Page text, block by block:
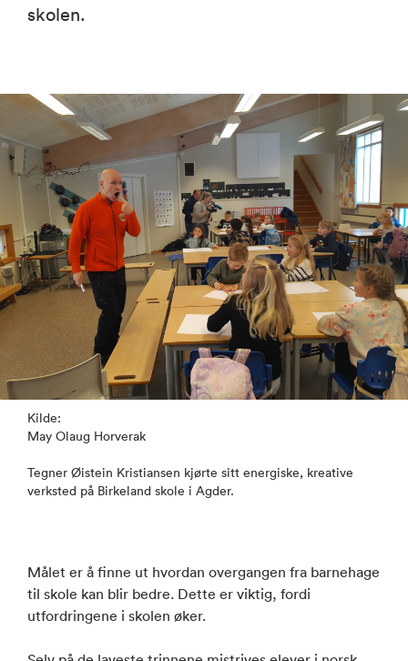
skolen.
Kilde:
May Olaug Horverak
Tegner Øistein Kristiansen kjørte sitt energiske, kreative
verksted på Birkeland skole i Agder.
Målet er å finne ut hvordan overgangen fra barnehage
til skole kan blir bedre. Dette er viktig, fordi
utfordringene i skolen øker.